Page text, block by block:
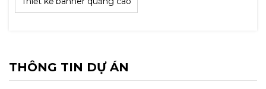
THÔNG TIN DỰ ÁN